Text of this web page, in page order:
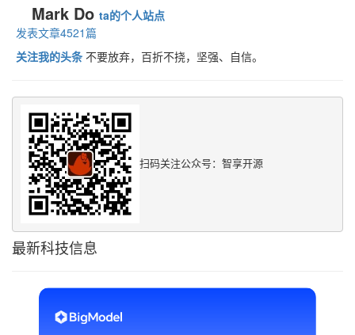
Mark Do ta的个人站点
发表文章4521篇
关注我的头条 不要放弃，百折不挠，坚强、自信。
扫码关注公众号：智享开源
最新科技信息